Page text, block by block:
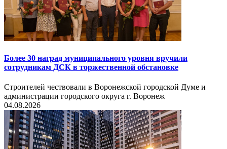
Более 30 наград муниципального уровня вручили
сотрудникам ДСК в торжественной обстановке
Строителей чествовали в Воронежской городской Думе и
администрации городского округа г. Воронеж
04.08.2026